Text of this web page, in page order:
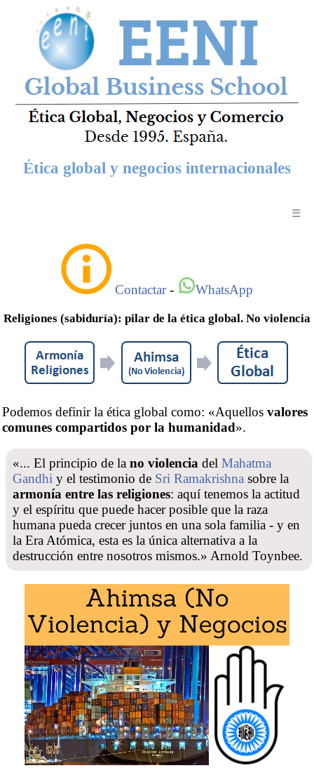
Ética global y negocios internacionales
☰
Contactar- WhatsApp
Religiones (sabiduría): pilar de la ética global. No violencia
Podemos definir la ética global como: «Aquellos valores
comunes compartidos por la humanidad».
«... El principio de la no violencia del Mahatma
Gandhi y el testimonio de Sri Ramakrishna sobre la
armonía entre las religiones: aquí tenemos la actitud
y el espíritu que puede hacer posible que la raza
humana pueda crecer juntos en una sola familia - y en
la Era Atómica, esta es la única alternativa a la
destrucción entre nosotros mismos.» Arnold Toynbee.